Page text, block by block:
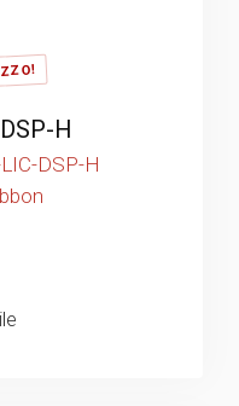
H
DSP-H